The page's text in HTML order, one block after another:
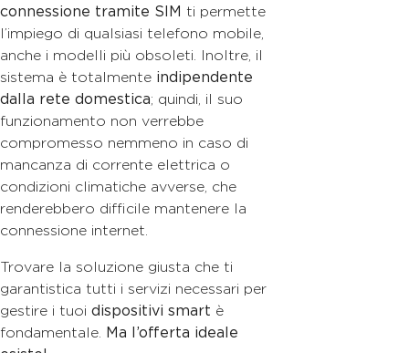
connessione tramite SIM ti permette
l’impiego di qualsiasi telefono mobile,
anche i modelli più obsoleti. Inoltre, il
sistema è totalmente indipendente
dalla rete domestica; quindi, il suo
funzionamento non verrebbe
compromesso nemmeno in caso di
mancanza di corrente elettrica o
condizioni climatiche avverse, che
renderebbero difficile mantenere la
connessione internet.
Trovare la soluzione giusta che ti
garantistica tutti i servizi necessari per
gestire i tuoi dispositivi smart è
fondamentale. Ma l’offerta ideale